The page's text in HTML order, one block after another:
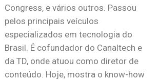
Congress, e vários outros. Passou
pelos principais veículos
especializados em tecnologia do
Brasil. É cofundador do Canaltech e
da TD, onde atuou como diretor de
conteúdo. Hoje, mostra o know-how